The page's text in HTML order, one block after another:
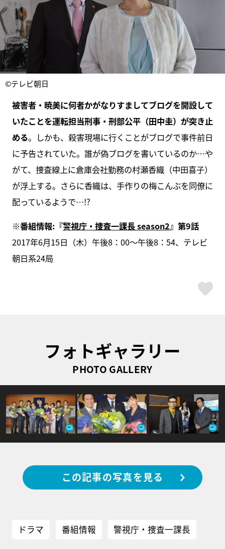
©テレビ朝日
被害者・暁美に何者かがなりすましてブログを開設して
いたことを運転担当刑事・刑部公平（田中圭）が突き止
める。しかも、殺害現場に行くことがブログで事件前日
に予告されていた。誰が偽ブログを書いているのか…や
がて、捜査線上に倉庫会社勤務の村瀬香織（中田喜子）
が浮上する。さらに香織は、手作りの梅こんぶを同僚に
配っているようで…!?
※番組情報:『警視庁・捜査一課長 season2』第9話
2017年6月15日（木）午後8：00～午後8：54、テレビ
朝日系24局
フォトギャラリー
PHOTO GALLERY
この記事の写真を見る
ドラマ 番組情報 警視庁・捜査一課長